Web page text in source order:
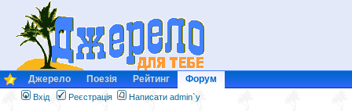
Джерело Поезія Рейтинг Форум
Вхід Реєстрація Написати admin`у